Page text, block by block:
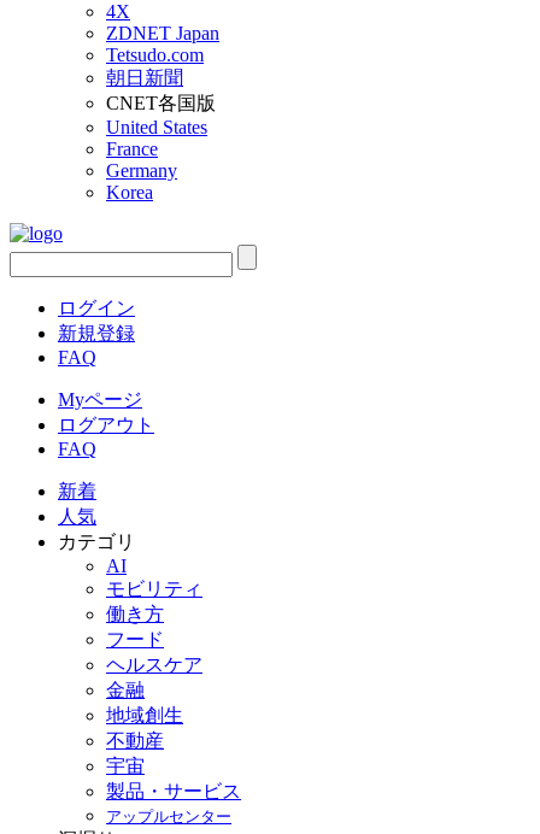
4X
ZDNET Japan
Tetsudo.com
朝日新聞
CNET各国版
United States
France
Germany
Korea
ログイン
新規登録
FAQ
Myページ
ログアウト
FAQ
新着
人気
カテゴリ
AI
モビリティ
働き方
フード
ヘルスケア
金融
地域創生
不動産
宇宙
製品・サービス
アップルセンター